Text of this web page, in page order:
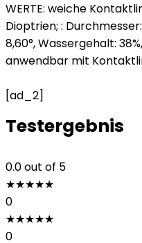
WERTE: weiche
Dioptrien; :
8,60°, Wassergehalt:
anwendbar mit
[ad_2]
Testergebnis
0.0out of 5
★★★★★
0
★★★★★
0